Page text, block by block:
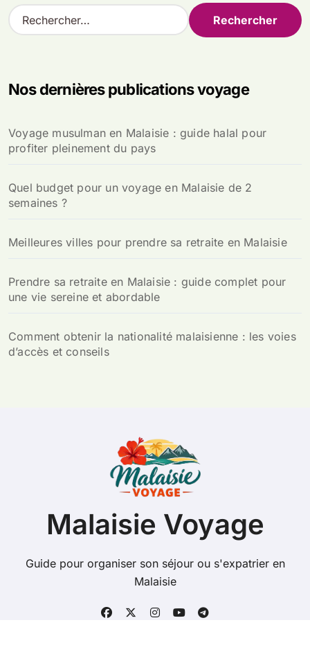
R
e
r
e
r
Nos dernières publications voyage
Voyage musulman en Malaisie : guide halal pour
profiter pleinement du pays
Quel budget pour un voyage en Malaisie de 2
semaines ?
Meilleures villes pour prendre sa retraite en Malaisie
Prendre sa retraite en Malaisie : guide complet pour
une vie sereine et abordable
Comment obtenir la nationalité malaisienne : les voies
d’accès et conseils
Malaisie Voyage
Guide pour organiser son séjour ou s'expatrier en
Malaisie